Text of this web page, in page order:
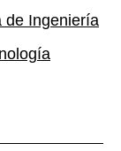
de Ingeniería